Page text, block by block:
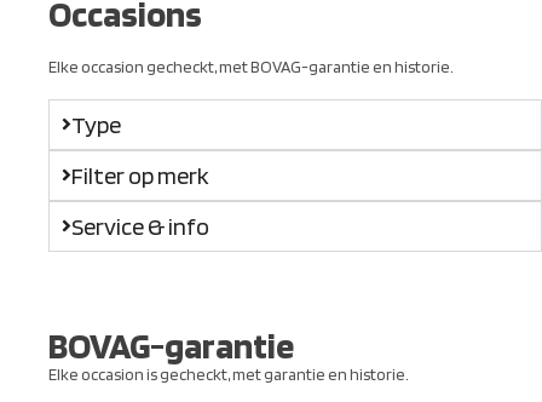
Occasions
Elke occasion gecheckt, met BOVAG-garantie en historie.
Type
Filter op merk
Service & info
BOVAG-garantie
Elke occasion is gecheckt, met garantie en historie.